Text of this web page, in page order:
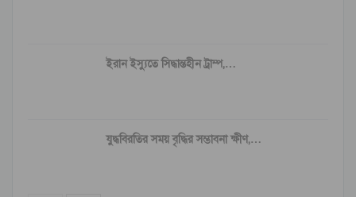
ইরান ইস্যুতে সিদ্ধান্তহীন ট্রাম্প,…
যুদ্ধবিরতির সময় বৃদ্ধির সম্ভাবনা ক্ষীণ,…